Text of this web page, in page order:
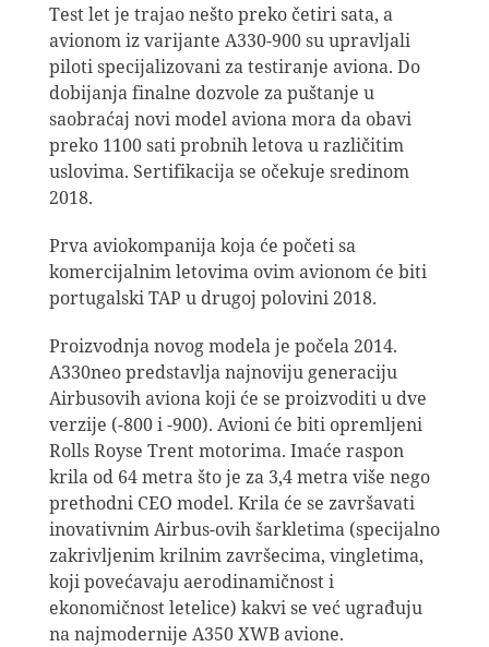
Test let je trajao nešto preko četiri sata, a
avionom iz varijante A330-900 su upravljali
piloti specijalizovani za testiranje aviona. Do
dobijanja finalne dozvole za puštanje u
saobraćaj novi model aviona mora da obavi
preko 1100 sati probnih letova u različitim
uslovima. Sertifikacija se očekuje sredinom
2018.
Prva aviokompanija koja će početi sa
komercijalnim letovima ovim avionom će biti
portugalski TAP u drugoj polovini 2018.
Proizvodnja novog modela je počela 2014.
A330neo predstavlja najnoviju generaciju
Airbusovih aviona koji će se proizvoditi u dve
verzije (-800 i -900). Avioni će biti opremljeni
Rolls Royse Trent motorima. Imaće raspon
krila od 64 metra što je za 3,4 metra više nego
prethodni CEO model. Krila će se završavati
inovativnim Airbus-ovih šarkletima (specijalno
zakrivljenim krilnim završecima, vingletima,
koji povećavaju aerodinamičnost i
ekonomičnost letelice) kakvi se već ugrađuju
na najmodernije A350 XWB avione.